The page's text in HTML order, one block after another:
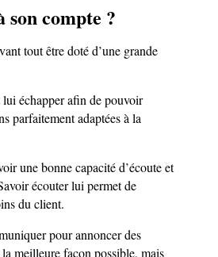
son compte ?
tout être doté d’une grande
échapper afin de pouvoir
parfaitement adaptées à la
une bonne capacité d’écoute et
écouter lui permet de
du client.
pour annoncer des
meilleure façon possible, mais